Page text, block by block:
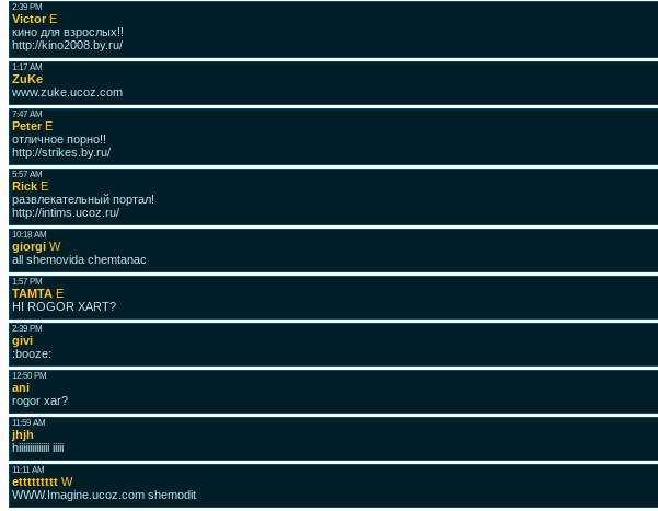
2:39 PM
Victor E
кино для взрослых!!
http://kino2008.by.ru/
1:17 AM
ZuKe
www.zuke.ucoz.com
7:47 AM
Peter E
отличное порно!!
http://strikes.by.ru/
5:57 AM
Rick E
развлекательный портал!
http://intims.ucoz.ru/
10:18 AM
giorgi W
all shemovida chemtanac
1:57 PM
TAMTA E
HI ROGOR XART?
2:39 PM
givi
:booze:
12:50 PM
ani
rogor xar?
11:59 AM
jhjh
hiiiiiiiiiiiiii iiiii
11:11 AM
ettttttttt W
WWW.Imagine.ucoz.com shemodit